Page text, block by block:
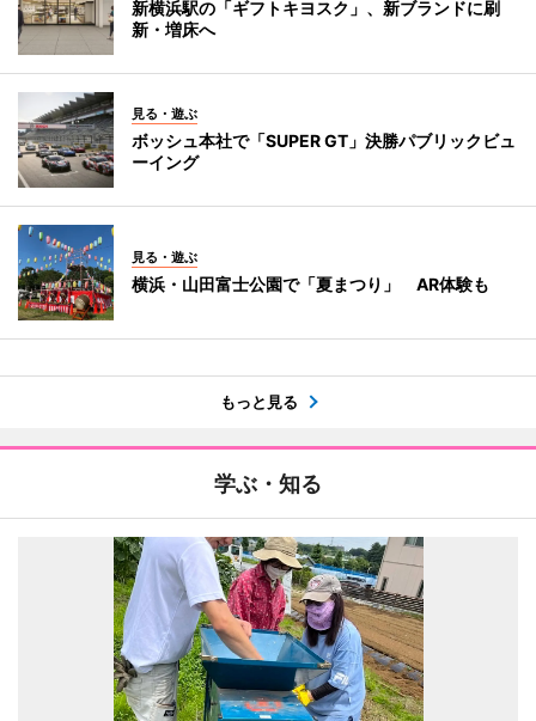
新横浜駅の「ギフトキヨスク」、新ブランドに刷
新・増床へ
見る・遊ぶ
ボッシュ本社で「SUPER GT」決勝パブリックビュ
ーイング
見る・遊ぶ
横浜・山田富士公園で「夏まつり」 AR体験も
もっと見る
学ぶ・知る